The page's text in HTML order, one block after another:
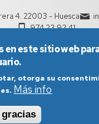
4. 22003 - Huesca
974 23 93 41
en este sitio web
otorga su
Más info
gracias